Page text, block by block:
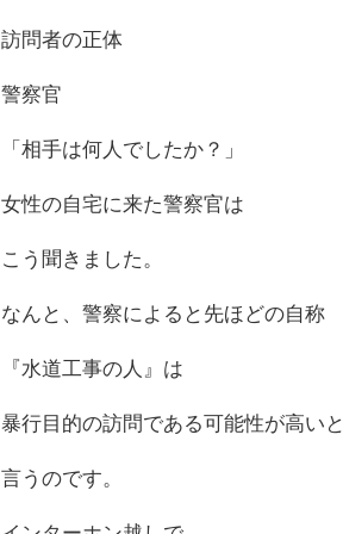
訪問者の正体
警察官
「相手は何人でしたか？」
女性の自宅に来た警察官は
こう聞きました。
なんと、警察によると先ほどの自称
『水道工事の人』は
暴行目的の訪問である可能性が高いと
言うのです。